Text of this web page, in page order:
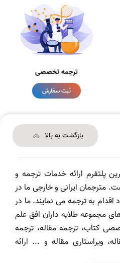
ترجمه تخصصی
ثبت سفارش
بازگشت به بالا
پلتفرم ارائه خدمات ترجمه و
مترجمان ایرانی و خارجی ما در
به ترجمه می نمایند. ما در
مجموعه طلایه داران افق علم
کتاب، ترجمه مقاله، ترجمه
ویراستاری مقاله و ... ارائه